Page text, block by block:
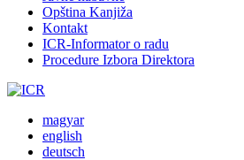
Opština Kanjiža
Kontakt
ICR-Informator o radu
Procedure Izbora Direktora
magyar
english
deutsch